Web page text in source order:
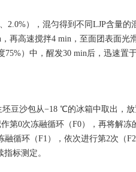
2.0%），混匀得到不同LJP含量的
再高速搅拌4 min，至面团表面光
）中，醒发30 min后，迅速置
豆沙包从−18 ℃的冰箱中取出，
第0次冻融循环（F0），再将解
循环（F1），依次进行第2次（
标测定。